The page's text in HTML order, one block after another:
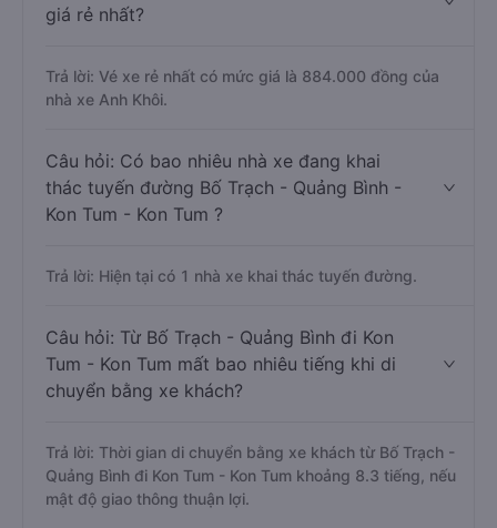
giá rẻ nhất?
Trả lời: Vé xe rẻ nhất có mức giá là 884.000 đồng của
nhà xe Anh Khôi.
Câu hỏi: Có bao nhiêu nhà xe đang khai
thác tuyến đường Bố Trạch - Quảng Bình -
Kon Tum - Kon Tum ?
Trả lời: Hiện tại có 1 nhà xe khai thác tuyến đường.
Câu hỏi: Từ Bố Trạch - Quảng Bình đi Kon
Tum - Kon Tum mất bao nhiêu tiếng khi di
chuyển bằng xe khách?
Trả lời: Thời gian di chuyển bằng xe khách từ Bố Trạch -
Quảng Bình đi Kon Tum - Kon Tum khoảng 8.3 tiếng, nếu
mật độ giao thông thuận lợi.